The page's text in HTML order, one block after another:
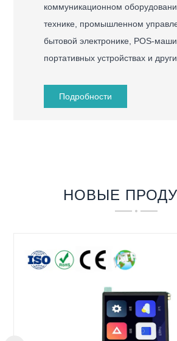
коммуникационном
технике, промышленном
бытовой электронике, POS-
портативных устройствах и
Подробности
НОВЫЕ